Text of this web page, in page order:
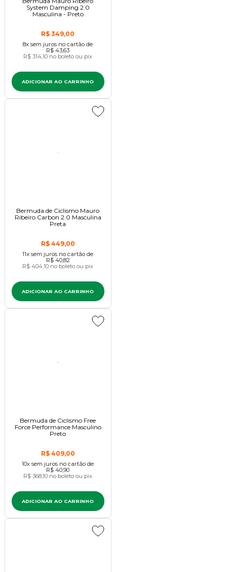
System Damping 2.0
Masculina - Preto
R$ 349,00
8x sem juros no cartão de
R$ 43,63
R$ 314,10 no boleto ou pix
ADICIONAR AO CARRINHO
Bermuda de Ciclismo Mauro
Ribeiro Carbon 2.0 Masculina
Preta
R$ 449,00
11x sem juros no cartão de
R$ 40,82
R$ 404,10 no boleto ou pix
ADICIONAR AO CARRINHO
Bermuda de Ciclismo Free
Force Performance Masculino
Preto
R$ 409,00
10x sem juros no cartão de
R$ 40,90
R$ 368,10 no boleto ou pix
ADICIONAR AO CARRINHO